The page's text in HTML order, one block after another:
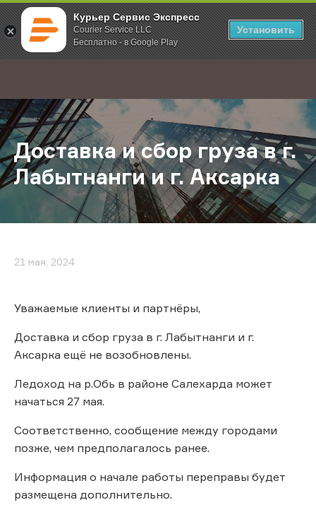
Курьер Сервис Экспресс
Courier Service LLC
Бесплатно - в Google Play
Установить
; Главная О компании Новости Доставка и сбор груза в г.
Доставка и сбор груза в г.
Лабытнанги и г. Аксарка
21 мая, 2024
Уважаемые клиенты и партнёры,
Доставка и сбор груза в г. Лабытнанги и г.
Аксарка ещё не возобновлены.
Ледоход на р.Обь в районе Салехарда может
начаться 27 мая.
Соответственно, сообщение между городами
позже, чем предполагалось ранее.
Информация о начале работы переправы будет
размещена дополнительно.